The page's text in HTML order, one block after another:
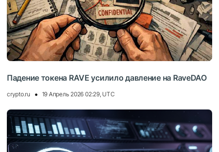
Падение токена RAVE усилило давление на RaveDAO
crypto.ru 19 Апрель 2026 02:29, UTC